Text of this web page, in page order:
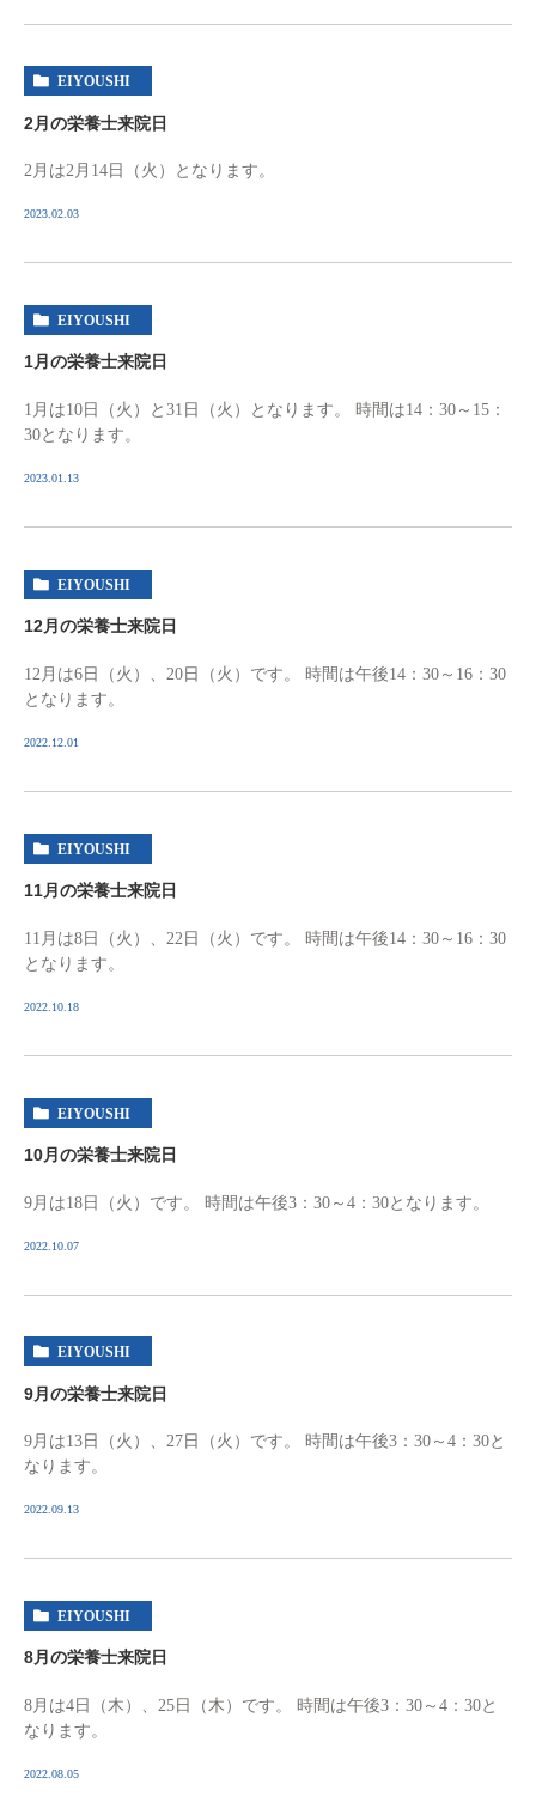
EIYOUSHI
2月の栄養士来院日
2月は2月14日（火）となります。
2023.02.03
EIYOUSHI
1月の栄養士来院日
1月は10日（火）と31日（火）となります。 時間は14：30～15：
30となります。
2023.01.13
EIYOUSHI
12月の栄養士来院日
12月は6日（火）、20日（火）です。 時間は午後14：30～16：30
となります。
2022.12.01
EIYOUSHI
11月の栄養士来院日
11月は8日（火）、22日（火）です。 時間は午後14：30～16：30
となります。
2022.10.18
EIYOUSHI
10月の栄養士来院日
9月は18日（火）です。 時間は午後3：30～4：30となります。
2022.10.07
EIYOUSHI
9月の栄養士来院日
9月は13日（火）、27日（火）です。 時間は午後3：30～4：30と
なります。
2022.09.13
EIYOUSHI
8月の栄養士来院日
8月は4日（木）、25日（木）です。 時間は午後3：30～4：30と
なります。
2022.08.05